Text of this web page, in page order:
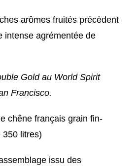
arômes fruités précèdent
intense agrémentée de
Gold au World Spirit
Francisco.
chêne français grain fin-
350 litres)
issu des